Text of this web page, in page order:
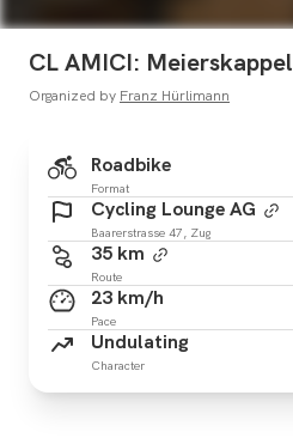
CL AMICI: Meierskappel
Organized by Franz Hürlimann
Roadbike
Format
Cycling Lounge AG
Baarerstrasse 47, Zug
35 km
Route
23 km/h
Pace
Undulating
Character